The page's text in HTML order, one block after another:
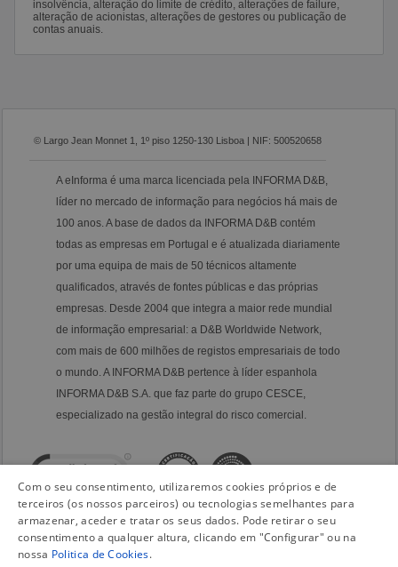
insolvência, alteração do limite de crédito, alterações de failure,
alteração de acionistas, alterações de gestores ou publicação de
contas anuais.
© Largo Jean Monnet 1, 1º piso 1250-130 Lisboa | NIF: 500520658
A eInforma é uma marca licenciada pela INFORMA D&B,
líder no mercado de informação para negócios há mais de
100 anos. A base de dados da INFORMA D&B contém
todas as empresas em Portugal e é atualizada diariamente
por uma equipa de mais de 50 técnicos altamente
qualificados, através de fontes públicas e das próprias
empresas. Desde 2004 que integra a maior rede mundial
de informação empresarial: a D&B Worldwide Network,
com mais de 600 milhões de registos empresariais de todo
o mundo. A INFORMA D&B pertence à líder espanhola
INFORMA D&B S.A. que faz parte do grupo CESCE,
especializado na gestão integral do risco comercial.
Com o seu consentimento, utilizaremos cookies próprios e de
terceiros (os nossos parceiros) ou tecnologias semelhantes para
armazenar, aceder e tratar os seus dados. Pode retirar o seu
consentimento a qualquer altura, clicando em "Configurar" ou na
nossa Politica de Cookies.